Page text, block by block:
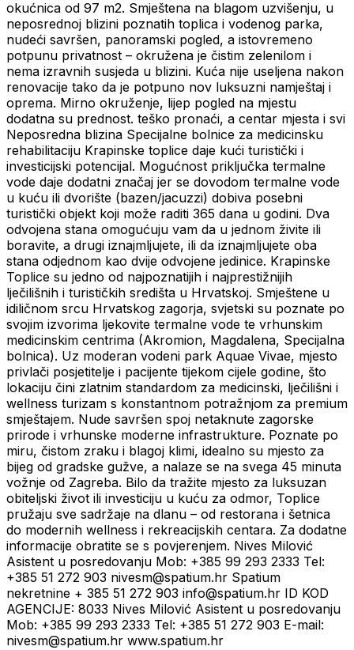
okućnica od 97 m2. Smještena na blagom uzvišenju, u
neposrednoj blizini poznatih toplica i vodenog parka,
nudeći savršen, panoramski pogled, a istovremeno
potpunu privatnost – okružena je čistim zelenilom i
nema izravnih susjeda u blizini. Kuća nije useljena nakon
renovacije tako da je potpuno nov luksuzni namještaj i
oprema. Mirno okruženje, lijep pogled na mjestu
dodatna su prednost. teško pronaći, a centar mjesta i svi
Neposredna blizina Specijalne bolnice za medicinsku
rehabilitaciju Krapinske toplice daje kući turistički i
investicijski potencijal. Mogućnost priključka termalne
vode daje dodatni značaj jer se dovodom termalne vode
u kuću ili dvorište (bazen/jacuzzi) dobiva posebni
turistički objekt koji može raditi 365 dana u godini. Dva
odvojena stana omogućuju vam da u jednom živite ili
boravite, a drugi iznajmljujete, ili da iznajmljujete oba
stana odjednom kao dvije odvojene jedinice. Krapinske
Toplice su jedno od najpoznatijih i najprestižnijih
lječilišnih i turističkih središta u Hrvatskoj. Smještene u
idiličnom srcu Hrvatskog zagorja, svjetski su poznate po
svojim izvorima ljekovite termalne vode te vrhunskim
medicinskim centrima (Akromion, Magdalena, Specijalna
bolnica). Uz moderan vodeni park Aquae Vivae, mjesto
privlači posjetitelje i pacijente tijekom cijele godine, što
lokaciju čini zlatnim standardom za medicinski, lječilišni i
wellness turizam s konstantnom potražnjom za premium
smještajem. Nude savršen spoj netaknute zagorske
prirode i vrhunske moderne infrastrukture. Poznate po
miru, čistom zraku i blagoj klimi, idealno su mjesto za
bijeg od gradske gužve, a nalaze se na svega 45 minuta
vožnje od Zagreba. Bilo da tražite mjesto za luksuzan
obiteljski život ili investiciju u kuću za odmor, Toplice
pružaju sve sadržaje na dlanu – od restorana i šetnica
do modernih wellness i rekreacijskih centara. Za dodatne
informacije obratite se s povjerenjem. Nives Milović
Asistent u posredovanju Mob: +385 99 293 2333 Tel:
+385 51 272 903 nivesm@spatium.hr Spatium
nekretnine + 385 51 272 903 info@spatium.hr ID KOD
AGENCIJE: 8033 Nives Milović Asistent u posredovanju
Mob: +385 99 293 2333 Tel: +385 51 272 903 E-mail:
nivesm@spatium.hr www.spatium.hr